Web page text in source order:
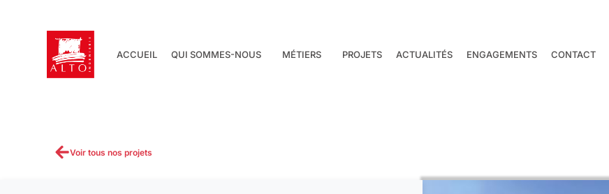
ACCUEIL QUI SOMMES-NOUS MÉTIERS PROJETS ACTUALITÉS ENGAGEMENTS CONTACT
Voir tous nos projets